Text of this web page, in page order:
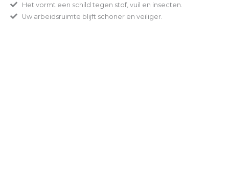
Het vormt een schild tegen stof, vuil en insecten.
Uw arbeidsruimte blijft schoner en veiliger.